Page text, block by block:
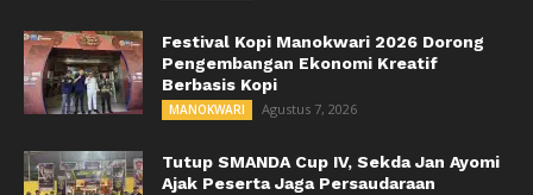
Festival Kopi Manokwari 2026 Dorong
Pengembangan Ekonomi Kreatif
Berbasis Kopi
MANOKWARI Agustus 7, 2026
Tutup SMANDA Cup IV, Sekda Jan Ayomi
Ajak Peserta Jaga Persaudaraan